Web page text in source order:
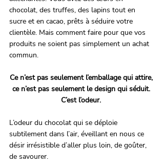
chocolat, des truffes, des lapins tout en
sucre et en cacao, prêts à séduire votre
clientèle. Mais comment faire pour que vos
produits ne soient pas simplement un achat
commun.
Ce n’est pas seulement l’emballage qui attire,
ce n’est pas seulement le design qui séduit.
C’est l’odeur.
L’odeur du chocolat qui se déploie
subtilement dans l’air, éveillant en nous ce
désir irrésistible d’aller plus loin, de goûter,
de savourer.